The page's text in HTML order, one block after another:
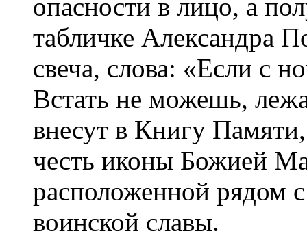
опасности в лицо, а
табличке Александра
свеча, слова: «Если с
Встать не можешь,
внесут в Книгу
честь иконы Божией
расположенной рядом
воинской славы.